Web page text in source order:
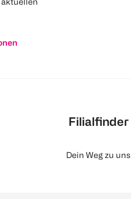
Filialfinder
Dein Weg zu uns